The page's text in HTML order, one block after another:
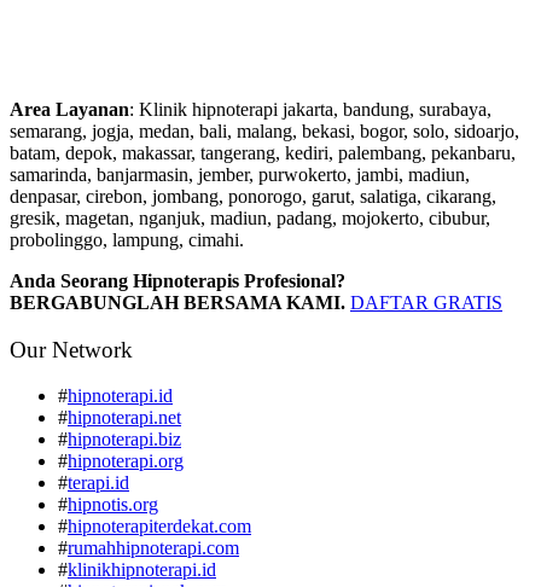
Area Layanan: Klinik hipnoterapi jakarta, bandung, surabaya,
semarang, jogja, medan, bali, malang, bekasi, bogor, solo, sidoarjo,
batam, depok, makassar, tangerang, kediri, palembang, pekanbaru,
samarinda, banjarmasin, jember, purwokerto, jambi, madiun,
denpasar, cirebon, jombang, ponorogo, garut, salatiga, cikarang,
gresik, magetan, nganjuk, madiun, padang, mojokerto, cibubur,
probolinggo, lampung, cimahi.
Anda Seorang Hipnoterapis Profesional?
BERGABUNGLAH BERSAMA KAMI. DAFTAR GRATIS
Our Network
#hipnoterapi.id
#hipnoterapi.net
#hipnoterapi.biz
#hipnoterapi.org
#terapi.id
#hipnotis.org
#hipnoterapiterdekat.com
#rumahhipnoterapi.com
#klinikhipnoterapi.id